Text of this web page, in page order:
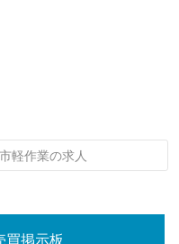
軽作業の求人
買掲示板